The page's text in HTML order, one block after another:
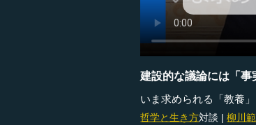
建設的な議論には「
いま求められる「教養
哲学と生き方対談 |柳川